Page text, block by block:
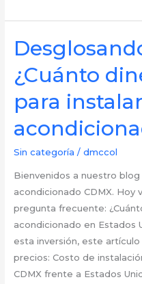
Enfriamiento:
¿Cuánto
tarda
un
acondicionado
recién
instalado
en
enfriar
tu
hogar
en
CDMX?
¿Cuánto
para
Sin categoría /dmccol
Bienvenidos a nuestro
acondicionado CDMX. Hoy
pregunta frecuente:
acondicionado en Estados
esta inversión, este
precios: Costo de
CDMX frente a Estados